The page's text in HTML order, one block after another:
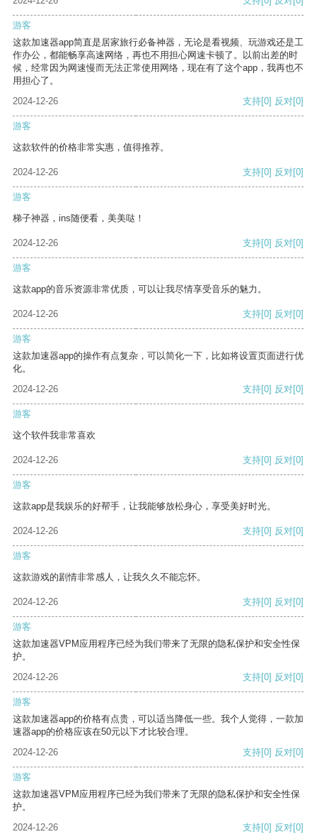
游客
这款加速器app简直是居家旅行必备神器，无论是看视频、玩游戏还是工
作办公，都能畅享高速网络，再也不用担心网速卡顿了。以前出差的时
候，经常因为网速慢而无法正常使用网络，现在有了这个app，我再也不
用担心了。
2024-12-26
支持[0] 反对[0]
游客
这款软件的价格非常实惠，值得推荐。
2024-12-26 支持[0] 反对[0]
游客
梯子神器，ins随便看，美美哒！
2024-12-26 支持[0] 反对[0]
游客
这款app的音乐资源非常优质，可以让我尽情享受音乐的魅力。
2024-12-26 支持[0] 反对[0]
游客
这款加速器app的操作有点复杂，可以简化一下，比如将设置页面进行优
化。
2024-12-26
支持[0] 反对[0]
游客
这个软件我非常喜欢
2024-12-26 支持[0] 反对[0]
游客
这款app是我娱乐的好帮手，让我能够放松身心，享受美好时光。
2024-12-26 支持[0] 反对[0]
游客
这款游戏的剧情非常感人，让我久久不能忘怀。
2024-12-26 支持[0] 反对[0]
游客
这款加速器VPM应用程序已经为我们带来了无限的隐私保护和安全性保
护。
2024-12-26
支持[0] 反对[0]
游客
这款加速器app的价格有点贵，可以适当降低一些。我个人觉得，一款加
速器app的价格应该在50元以下才比较合理。
2024-12-26
支持[0] 反对[0]
游客
这款加速器VPM应用程序已经为我们带来了无限的隐私保护和安全性保
护。
2024-12-26
支持[0] 反对[0]